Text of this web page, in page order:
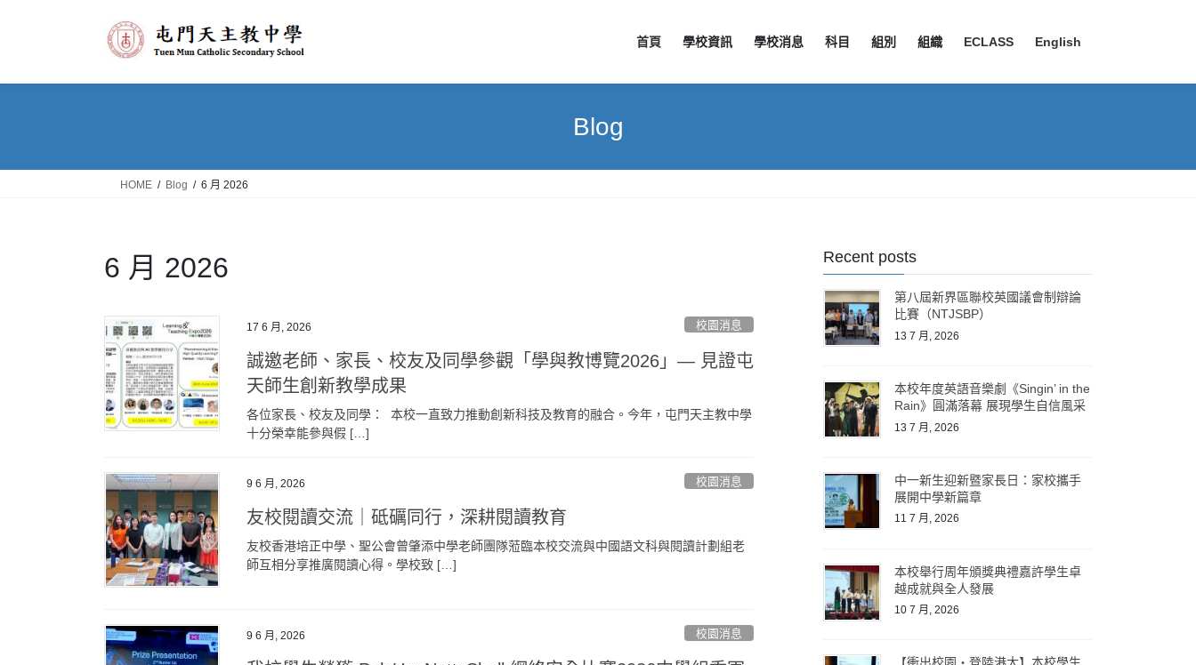
首頁 學校資訊 學校消息 科目 組別 組織 ECLASS English
Blog
HOME Blog 6 月 2026
6 月 2026
17 6 月, 2026 校園消息
誠邀老師、家長、校友及同學參觀「學與教博覽2026」— 見證屯
天師生創新教學成果
各位家長、校友及同學： 本校一直致力推動創新科技及教育的融合。今年，屯門天主教中學
十分榮幸能參與假 […]
9 6 月, 2026 校園消息
友校閱讀交流｜砥礪同行，深耕閱讀教育
友校香港培正中學、聖公會曾肇添中學老師團隊蒞臨本校交流與中國語文科與閱讀計劃組老
師互相分享推廣閱讀心得。學校致 […]
9 6 月, 2026 校園消息
Recent posts
第八屆新界區聯校英國議會制辯論
比賽（NTJSBP）
13 7 月, 2026
本校年度英語音樂劇《Singin’ in the
Rain》圓滿落幕 展現學生自信風采
13 7 月, 2026
中一新生迎新暨家長日：家校攜手
展開中學新篇章
11 7 月, 2026
本校舉行周年頒獎典禮嘉許學生卓
越成就與全人發展
10 7 月, 2026